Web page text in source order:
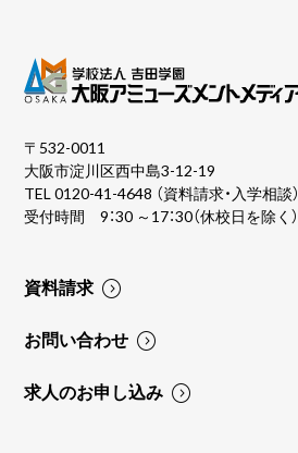
〒532-0011
大阪市淀川区西中島3-12-19
TEL0120-41-4648 （資料請求・入学相談）
受付時間 9：30 ～17：30（休校日を除く）
資料請求
お問い合わせ
求人のお申し込み